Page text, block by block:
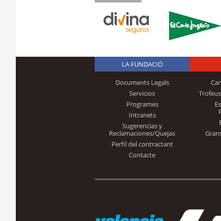
LA FUNDACIÓ
Documents Legals
Servicios
Programes
Intranets
Sugerencias y
Reclamaciones/Quejas
Perfil del contractant
Contacte